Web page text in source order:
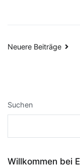
Neuere Beiträge
Suchen
Willkommen bei